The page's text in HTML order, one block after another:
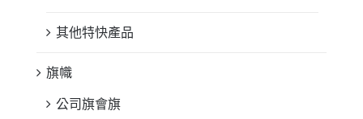
其他特快產品
旗幟
公司旗會旗